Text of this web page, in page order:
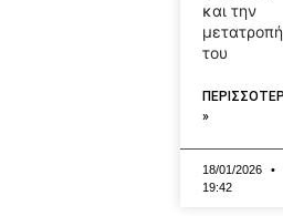
και την
μετατροπή
του
»
18/01/2026
19:42